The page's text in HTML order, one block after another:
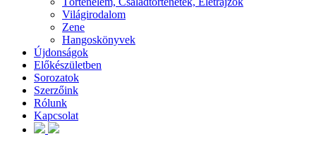
Világirodalom
Zene
Hangoskönyvek
Újdonságok
Előkészületben
Sorozatok
Szerzőink
Rólunk
Kapcsolat